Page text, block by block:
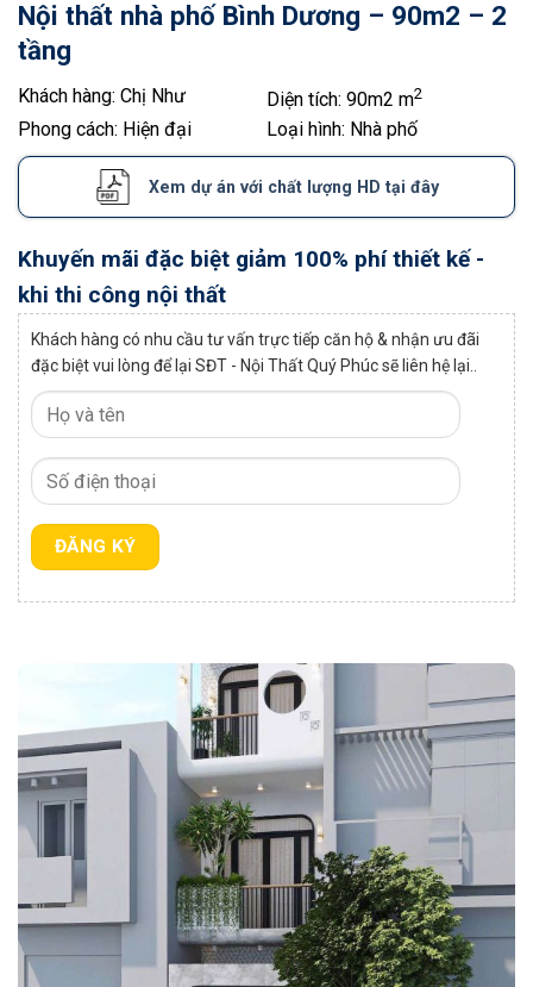
Nội thất nhà phố Bình Dương – 90m2 – 2
tầng
Khách hàng: Chị Như Diện tích: 90m2 m2
Phong cách: Hiện đại Loại hình: Nhà phố
Xem dự án với chất lượng HD tại đây
Khuyến mãi đặc biệt giảm 100% phí thiết kế -
khi thi công nội thất
Khách hàng có nhu cầu tư vấn trực tiếp căn hộ & nhận ưu đãi
đặc biệt vui lòng để lại SĐT - Nội Thất Quý Phúc sẽ liên hệ lại..